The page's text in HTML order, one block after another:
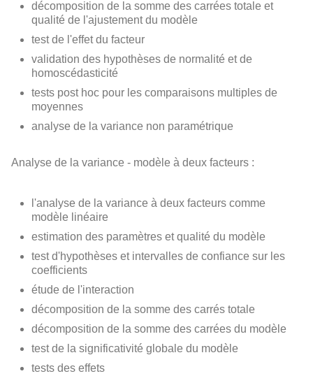
décomposition de la somme des carrées totale et
qualité de l'ajustement du modèle
test de l'effet du facteur
validation des hypothèses de normalité et de
homoscédasticité
tests post hoc pour les comparaisons multiples de
moyennes
analyse de la variance non paramétrique
Analyse de la variance - modèle à deux facteurs :
l'analyse de la variance à deux facteurs comme
modèle linéaire
estimation des paramètres et qualité du modèle
test d'hypothèses et intervalles de confiance sur les
coefficients
étude de l'interaction
décomposition de la somme des carrés totale
décomposition de la somme des carrées du modèle
test de la significativité globale du modèle
tests des effets